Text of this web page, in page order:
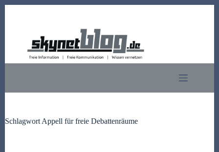
Schlagwort Appell für freie Debattenräume